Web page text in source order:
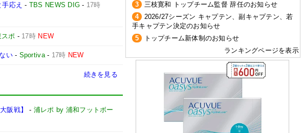
応え - TBS NEWS DIG - 17時
スポ - 17時 NEW
い- Sportiva- 17時 NEW
続きを見る
阪戦】 - 浦レポ by 浦和フットボー
3
三枝寛和 トップチーム監督 辞任のお知らせ
4
2026/27シーズン キャプテン、副キャプテン、若
手キャプテン決定のお知らせ
5
トップチーム新体制のお知らせ
ランキングページを表示